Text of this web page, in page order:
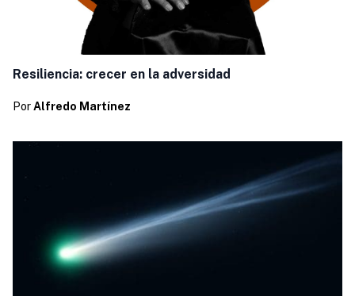
Resiliencia: crecer en la adversidad
Por Alfredo Martínez